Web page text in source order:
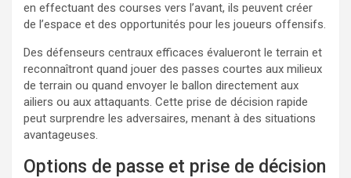
en effectuant des courses vers l’avant, ils peuvent créer
de l’espace et des opportunités pour les joueurs offensifs.
Des défenseurs centraux efficaces évalueront le terrain et
reconnaîtront quand jouer des passes courtes aux milieux
de terrain ou quand envoyer le ballon directement aux
ailiers ou aux attaquants. Cette prise de décision rapide
peut surprendre les adversaires, menant à des situations
avantageuses.
Options de passe et prise de décision